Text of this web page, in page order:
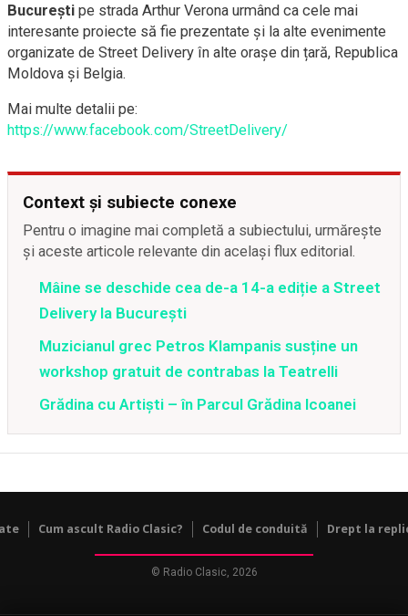
București pe strada Arthur Verona urmând ca cele mai
interesante proiecte să fie prezentate și la alte evenimente
organizate de Street Delivery în alte orașe din țară, Republica
Moldova și Belgia.
Mai multe detalii pe:
https://www.facebook.com/StreetDelivery/
Context și subiecte conexe
Pentru o imagine mai completă a subiectului, urmărește
și aceste articole relevante din același flux editorial.
Mâine se deschide cea de-a 14-a ediție a Street
Delivery la București
Muzicianul grec Petros Klampanis susține un
workshop gratuit de contrabas la Teatrelli
Grădina cu Artiști – în Parcul Grădina Icoanei
Cum ascult Radio Clasic? Codul de conduită Drept la
© Radio Clasic, 2026